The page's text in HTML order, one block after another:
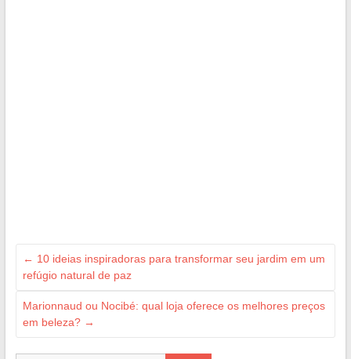
← 10 ideias inspiradoras para transformar seu jardim em um
refúgio natural de paz
Marionnaud ou Nocibé: qual loja oferece os melhores preços
em beleza? →